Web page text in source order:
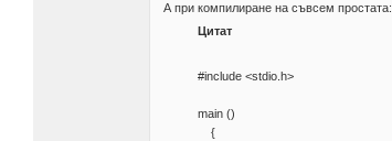
А при компилиране на съвсем простата:
Цитат
#include <stdio.h>
main ()
{